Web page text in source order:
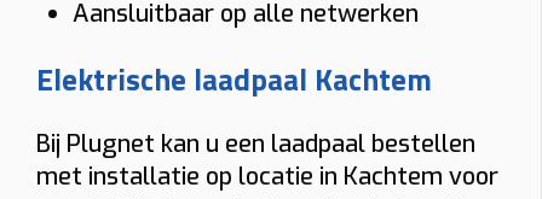
Aansluitbaar op alle netwerken
Elektrische laadpaal Kachtem
Bij Plugnet kan u een laadpaal bestellen
met installatie op locatie in Kachtem voor
Ja Nee
Voorkomt dat de hoofdzekering uitvalt.
Meter